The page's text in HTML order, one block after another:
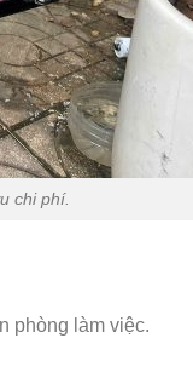
chi phí.
phòng làm việc.